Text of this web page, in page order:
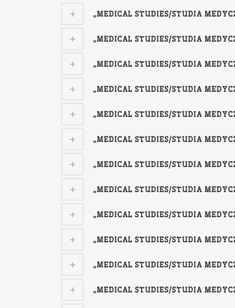
„MEDICAL STUDIES/STUDIA
„MEDICAL STUDIES/STUDIA
„MEDICAL STUDIES/STUDIA
„MEDICAL STUDIES/STUDIA
„MEDICAL STUDIES/STUDIA
„MEDICAL STUDIES/STUDIA
„MEDICAL STUDIES/STUDIA
„MEDICAL STUDIES/STUDIA
„MEDICAL STUDIES/STUDIA
„MEDICAL STUDIES/STUDIA
„MEDICAL STUDIES/STUDIA
„MEDICAL STUDIES/STUDIA